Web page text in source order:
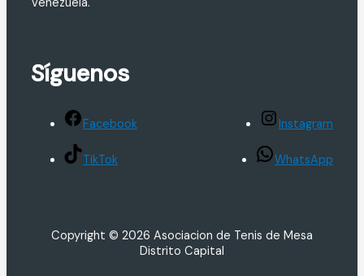
Síguenos
Facebook Instagram
TikTok WhatsApp
Copyright © 2026 Asociacion de Tenis de Mesa
Distrito Capital